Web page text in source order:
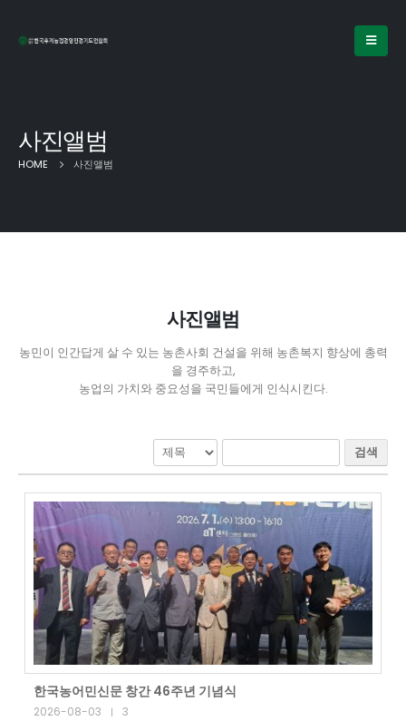
사진앨범
HOME 사진앨범
사진앨범
농민이 인간답게 살 수 있는 농촌사회 건설을 위해 농촌복지 향상에 총력
을 경주하고,
농업의 가치와 중요성을 국민들에게 인식시킨다.
검색
한국농어민신문 창간 46주년 기념식
2026-08-03 | 3